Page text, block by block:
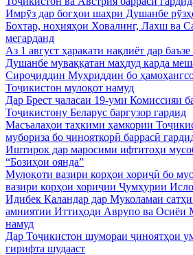
Имрӯз дар боғҳои шаҳри Душанбе
Бохтар, ноҳияҳои Ховалинг, Лахш ва
мегарданд
Аз 1 август ҳаракати нақлиёт дар
Душанбе муваққатан маҳдуд карда
Сироҷиддин Муҳриддин бо
Тоҷикистон мулоқот намуд
Дар Брест ҷаласаи 19-уми Комиссияи
Тоҷикистону Беларус баргузор гардид
Масъалаҳои таҳкими ҳамкории
мубориза бо ҷинояткорӣ баррасӣ
Иштирок дар маросими ифтитоҳи
“Бозиҳои оянда”
Мулоқоти вазири корҳои хориҷӣ бо
вазири корҳои хориҷии Ҷумҳурии
Идибек Қаландар дар Муколамаи сатҳи
амниятии Иттиҳоди Аврупо ва Осиёи
намуд
Дар Тоҷикистон шумораи ҷиноятҳои
гирифта шудааст